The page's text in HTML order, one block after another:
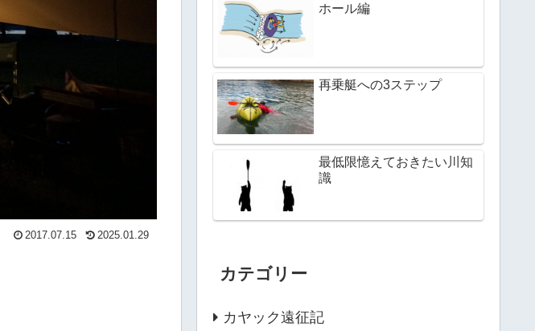
2017.07.15 2025.01.29
ホール編
再乗艇への3ステップ
最低限憶えておきたい川知
識
カテゴリー
カヤック遠征記